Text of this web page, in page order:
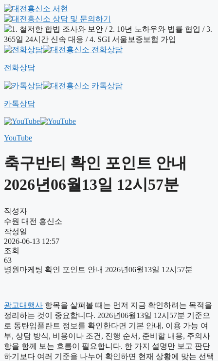
전화상담
카톡상담
YouTube
축구반티 확인 포인트 안내
2026년06월13일 12시57분
작성자
수원 대전 흥신소
작성일
2026-06-13 12:57
조회
63
병원마케팅 확인 포인트 안내 2026년06월13일 12시57분
광고대행사 항목을 살펴볼 때는 먼저 지금 확인하려는 목적을
정리하는 것이 중요합니다. 2026년06월13일 12시57분 기준으
로 동탄임플란트 정보를 확인한다면 기본 안내, 이용 가능 여
부, 상담 방식, 비용이나 조건, 진행 순서, 준비할 내용, 주의사
항을 함께 보는 흐름이 필요합니다. 한 가지 설명만 보고 판단
하기보다 여러 기준을 나누어 확인하면 현재 상황에 맞는 선택